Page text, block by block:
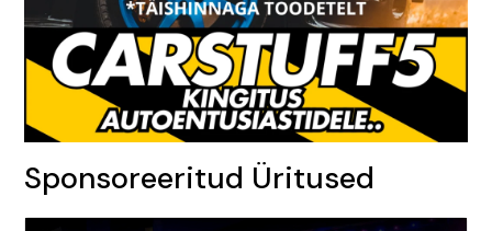
Sponsoreeritud Üritused